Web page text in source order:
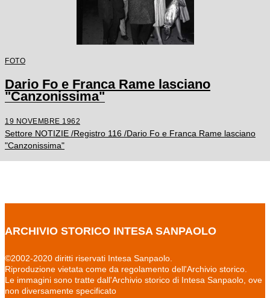
FOTO
Dario Fo e Franca Rame lasciano
"Canzonissima"
19 NOVEMBRE 1962
Settore NOTIZIE /Registro 116 /Dario Fo e Franca Rame lasciano
"Canzonissima"
ARCHIVIO STORICO INTESA SANPAOLO
©2002-2020 diritti riservati Intesa Sanpaolo.
Riproduzione vietata come da regolamento dell'Archivio storico.
Le immagini sono tratte dall'Archivio storico di Intesa Sanpaolo, ove
non diversamente specificato